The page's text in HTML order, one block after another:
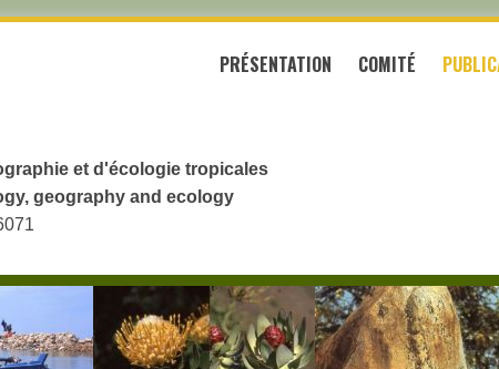
PRÉSENTATION COMITÉ
et d'écologie tropicales
geography and ecology